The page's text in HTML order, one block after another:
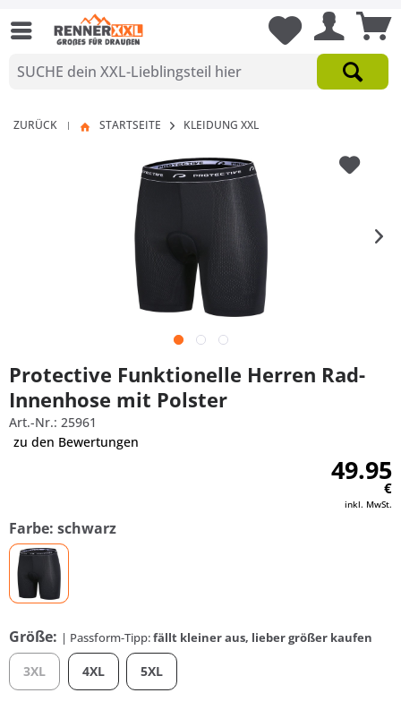
ZURÜCK | STARTSEITE KLEIDUNG XXL
Protective Funktionelle Herren Rad-
Innenhose mit Polster
Art.-Nr.: 25961
zu den Bewertungen
49.95
€
inkl. MwSt.
Farbe: schwarz
Größe: | Passform-Tipp:fällt kleiner aus, lieber größer kaufen
3XL 4XL 5XL